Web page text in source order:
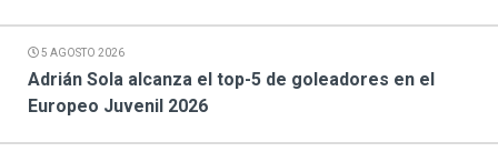
5 AGOSTO 2026
Adrián Sola alcanza el top-5 de goleadores en el
Europeo Juvenil 2026